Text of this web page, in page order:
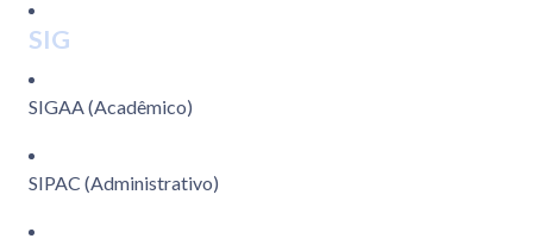
SIG
SIGAA (Acadêmico)
SIPAC (Administrativo)